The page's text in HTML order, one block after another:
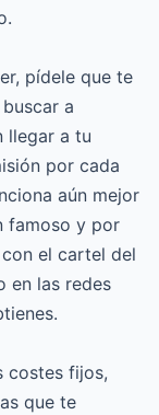
pídele que te
a
llegar a tu
por cada
aún mejor
famoso y por
el cartel del
en las redes
costes fijos,
que te